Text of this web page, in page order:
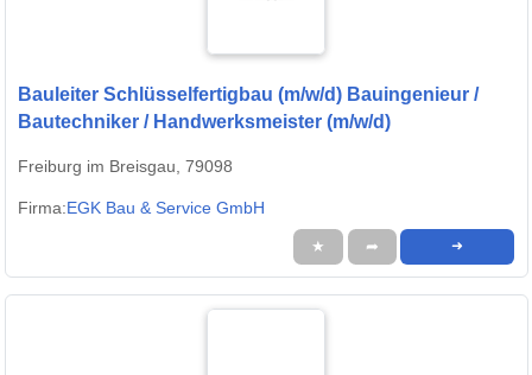
Bauleiter Schlüsselfertigbau (m/w/d) Bauingenieur /
Bautechniker / Handwerksmeister (m/w/d)
Freiburg im Breisgau, 79098
Firma:EGK Bau & Service GmbH
★ ➦ ➜